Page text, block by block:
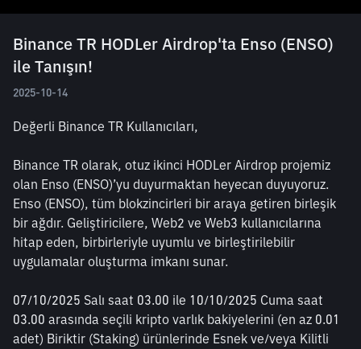
Binance TR HODLer Airdrop'ta Enso (ENSO)
ile Tanışın!
2025-10-14
Değerli Binance TR Kullanıcıları,
Binance TR olarak, otuz ikinci HODLer Airdrop projemiz
olan Enso (ENSO)’yu duyurmaktan heyecan duyuyoruz.
Enso (ENSO), tüm blokzincirleri bir araya getiren birleşik
bir ağdır. Geliştiricilere, Web2 ve Web3 kullanıcılarına
hitap eden, birbirleriyle uyumlu ve birleştirilebilir
uygulamalar oluşturma imkanı sunar.
07/10/2025 Salı saat 03.00 ile 10/10/2025 Cuma saat
03.00 arasında seçili kripto varlık bakiyelerini (en az 0.01
adet) Biriktir (Staking) ürünlerinde Esnek ve/veya Kilitli